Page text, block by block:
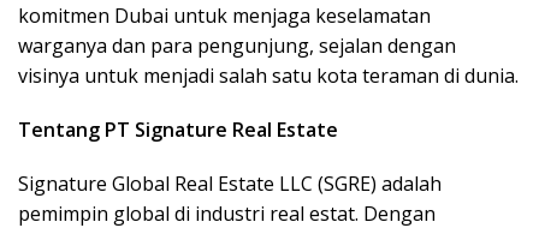
komitmen Dubai untuk menjaga keselamatan
warganya dan para pengunjung, sejalan dengan
visinya untuk menjadi salah satu kota teraman di dunia.
Tentang PT Signature Real Estate
Signature Global Real Estate LLC (SGRE) adalah
pemimpin global di industri real estat. Dengan